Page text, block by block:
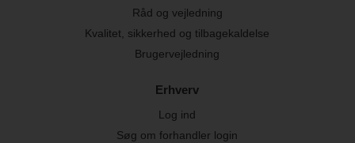
Råd og vejledning
Kvalitet, sikkerhed og tilbagekaldelse
Brugervejledning
Erhverv
Log ind
Søg om forhandler login